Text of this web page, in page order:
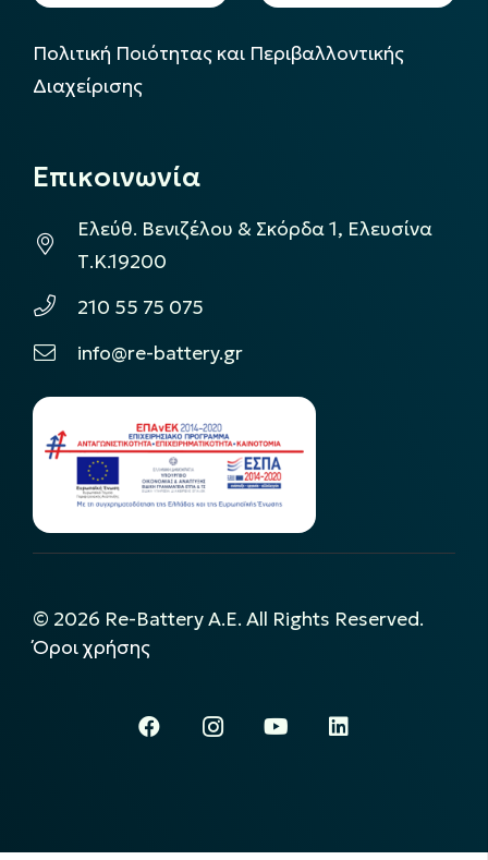
Πολιτική Ποιότητας και Περιβαλλοντικής
Διαχείρισης
Επικοινωνία
Ελεύθ. Βενιζέλου & Σκόρδα 1, Ελευσίνα
Τ.Κ.19200
210 55 75 075
info@re-battery.gr
© 2026 Re-Battery A.E. All Rights Reserved.
Όροι χρήσης